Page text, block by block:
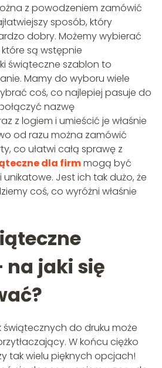
z powodzeniem zamówić
sposób, który
dobry. Możemy wybierać
są wstępnie
świąteczne szablon to
Mamy do wyboru wiele
coś, co najlepiej pasuje do
nazwę
z logiem i umieścić je właśnie
od razu można zamówić
co ułatwi całą sprawę z
dla firmmogą być
Jest ich tak dużo, że
coś, co wyróżni właśnie
na jaki się
świątecznych do druku może
W końcu ciężko
tak wielu pięknych opcjach!